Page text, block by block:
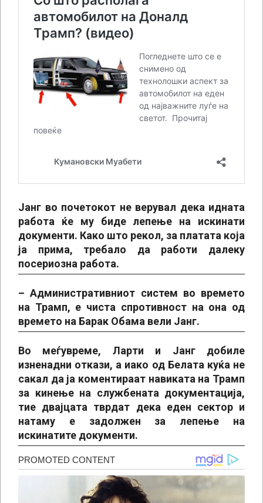
Јанг во почетокот не верувал дека идната
работа ќе му биде лепење на искинати
документи. Како што рекол, за платата која
ја прима, требало да работи далеку
посериозна работа.
– Административниот систем во времето
на Трамп, е чиста спротивност на она од
времето на Барак Обама вели Јанг.
Во меѓувреме, Ларти и Јанг добиле
изненадни откази, а иако од Белата куќа не
сакал да ја коментираат навиката на Трамп
за кинење на службената документација,
тие двајцата тврдат дека еден сектор и
натаму е задолжен за лепење на
искинатите документи.